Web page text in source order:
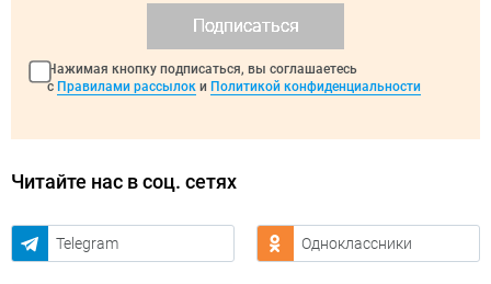
Подписаться
Нажимая кнопку подписаться, вы соглашаетесь
с Правилами рассылок и Политикой конфиденциальности
Читайте нас в соц. сетях
Telegram Одноклассники